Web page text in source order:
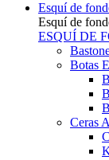
Esquí de
Esquí de
ESQUÍ DE
Botas
Ceras